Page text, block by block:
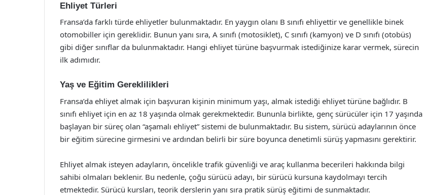
Ehliyet Türleri
Fransa’da farklı türde ehliyetler bulunmaktadır. En yaygın olanı B sınıfı ehliyettir ve genellikle binek
otomobiller için gereklidir. Bunun yanı sıra, A sınıfı (motosiklet), C sınıfı (kamyon) ve D sınıfı (otobüs)
gibi diğer sınıflar da bulunmaktadır. Hangi ehliyet türüne başvurmak istediğinize karar vermek, sürecin
ilk adımıdır.
Yaş ve Eğitim Gereklilikleri
Fransa’da ehliyet almak için başvuran kişinin minimum yaşı, almak istediği ehliyet türüne bağlıdır. B
sınıfı ehliyet için en az 18 yaşında olmak gerekmektedir. Bununla birlikte, genç sürücüler için 17 yaşında
başlayan bir süreç olan “aşamalı ehliyet” sistemi de bulunmaktadır. Bu sistem, sürücü adaylarının önce
bir eğitim sürecine girmesini ve ardından belirli bir süre boyunca denetimli sürüş yapmasını gerektirir.
Ehliyet almak isteyen adayların, öncelikle trafik güvenliği ve araç kullanma becerileri hakkında bilgi
sahibi olmaları beklenir. Bu nedenle, çoğu sürücü adayı, bir sürücü kursuna kaydolmayı tercih
etmektedir. Sürücü kursları, teorik derslerin yanı sıra pratik sürüş eğitimi de sunmaktadır.